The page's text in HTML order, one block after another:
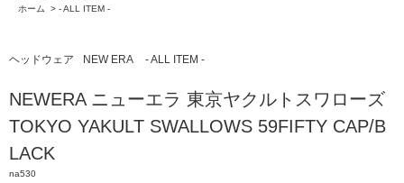
ホーム
> - ALL ITEM -
ヘッドウェア NEW ERA - ALL ITEM -
NEWERA ニューエラ 東京ヤクルトスワローズ
TOKYO YAKULT SWALLOWS 59FIFTY CAP/B
LACK
na530